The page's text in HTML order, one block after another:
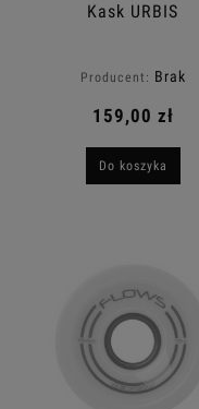
Kask URBIS
Producent: Brak
159,00 zł
Do koszyka